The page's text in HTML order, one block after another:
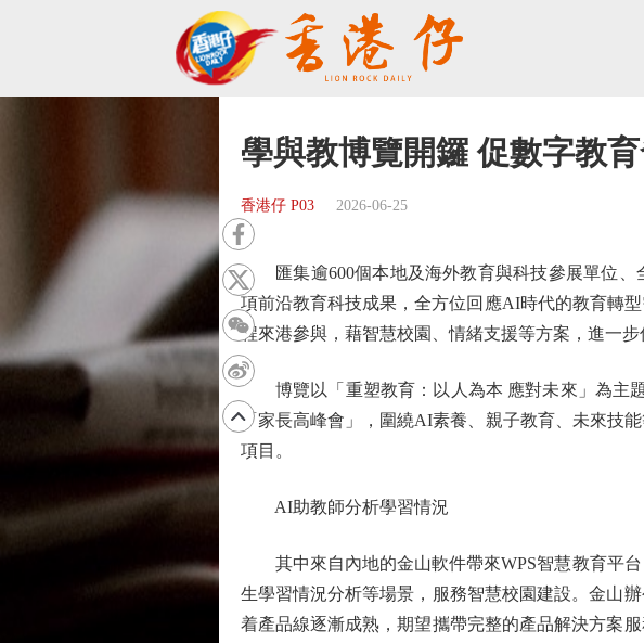
學與教博覽開鑼 促數字教
香港仔 P03 2026-06-25
匯集逾600個本地及海外教育與科技參展單位、
項前沿教育科技成果，全方位回應AI時代的教育轉
程來港參與，藉智慧校園、情緒支援等方案，進一步
博覽以「重塑教育：以人為本 應對未來」為主題
「家長高峰會」，圍繞AI素養、親子教育、未來技
項目。
AI助教師分析學習情況
其中來自內地的金山軟件帶來WPS智慧教育平台
生學習情況分析等場景，服務智慧校園建設。金山
着產品線逐漸成熟，期望攜帶完整的產品解決方案